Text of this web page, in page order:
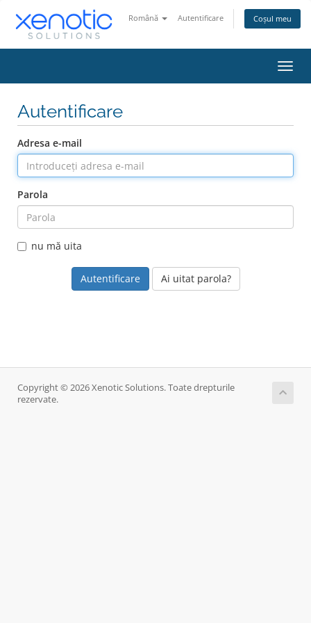
Română Autentificare Coșul meu
Autentificare
Adresa e-mail
Parola
nu mă uita
Ai uitat parola?
Copyright © 2026 Xenotic Solutions. Toate drepturile
rezervate.